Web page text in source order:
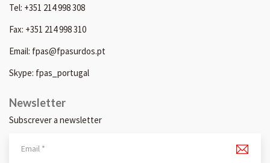
Tel: +351 214 998 308
Fax: +351 214 998 310
Email: fpas@fpasurdos.pt
Skype: fpas_portugal
Newsletter
Subscrever a newsletter